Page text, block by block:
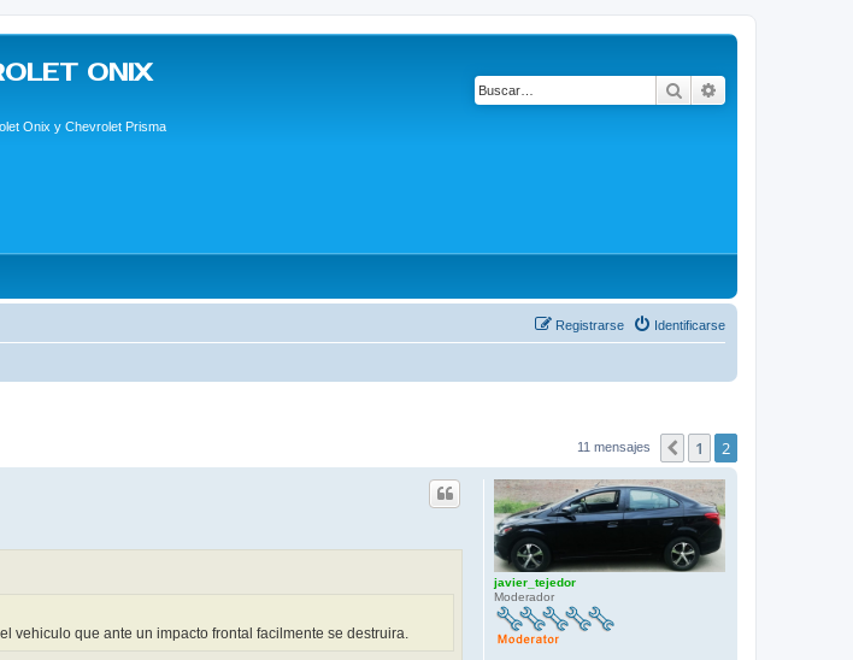
ONIX
Onix y Chevrolet Prisma
Buscar
Identificarse
Registrarse
11 mensajes Anterior
1 2
javier_tejedor
Moderador
vehiculo que ante un impacto frontal facilmente se destruira.